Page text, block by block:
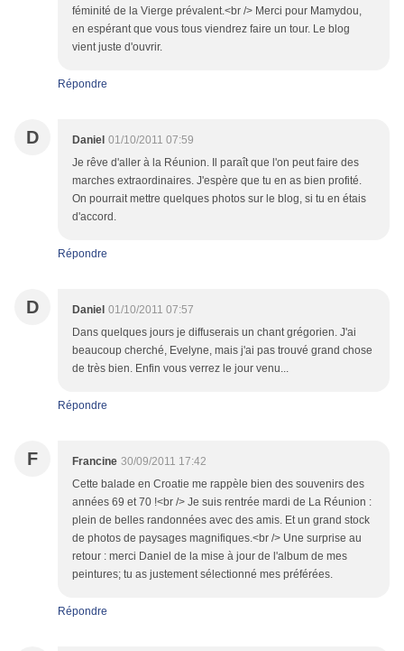
féminité de la Vierge prévalent.<br /> Merci pour Mamydou,
en espérant que vous tous viendrez faire un tour. Le blog
vient juste d'ouvrir.
Répondre
D Daniel 01/10/2011 07:59
Je rêve d'aller à la Réunion. Il paraît que l'on peut faire des
marches extraordinaires. J'espère que tu en as bien profité.
On pourrait mettre quelques photos sur le blog, si tu en étais
d'accord.
Répondre
D Daniel 01/10/2011 07:57
Dans quelques jours je diffuserais un chant grégorien. J'ai
beaucoup cherché, Evelyne, mais j'ai pas trouvé grand chose
de très bien. Enfin vous verrez le jour venu...
Répondre
F Francine 30/09/2011 17:42
Cette balade en Croatie me rappèle bien des souvenirs des
années 69 et 70 !<br /> Je suis rentrée mardi de La Réunion :
plein de belles randonnées avec des amis. Et un grand stock
de photos de paysages magnifiques.<br /> Une surprise au
retour : merci Daniel de la mise à jour de l'album de mes
peintures; tu as justement sélectionné mes préférées.
Répondre